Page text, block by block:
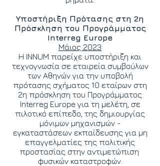
Υποστήριξη Πρότασης στη 2η
Πρόσκληση του Προγράμματος
Interreg Europe
Μάιος 2023
Η INNUM παρείχε υποστήριξη και
τεχνογνωσία σε εταιρεία συμβούλων
των Αθηνών για την υποβολή
πρότασης σχήματος 10 εταίρων στη
2η πρόσκληση του Προγράμματος
Interreg Europe για τη μελέτη, σε
πιλοτικό επίπεδο, της δημιουργίας
μόνιμων μηχανισμών -
εγκαταστάσεων εκπαίδευσης για μη
επαγγελματίες της πολιτικής
προστασίας στην αντιμετώπιση
φυσικών καταστροφών.